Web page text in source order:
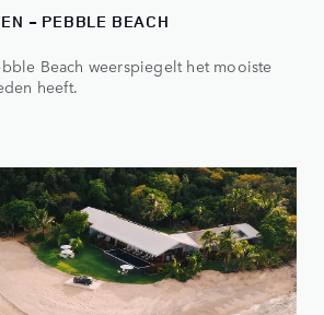
- PEBBLE BEACH
Beach weerspiegelt het mooiste
heeft.